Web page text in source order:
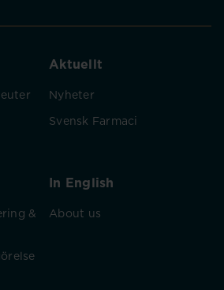
Aktuellt
Nyheter
Svensk Farmaci
&
In English
About us